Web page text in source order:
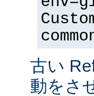
古い
動をさ